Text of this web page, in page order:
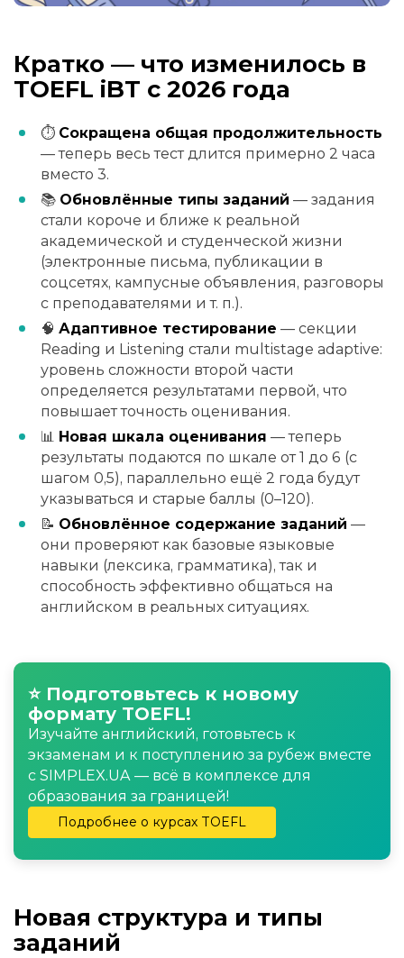
Кратко — что изменилось в
TOEFL iBT с 2026 года
⏱ Сокращена общая продолжительность
— теперь весь тест длится примерно 2 часа
вместо 3.
📚 Обновлённые типы заданий — задания
стали короче и ближе к реальной
академической и студенческой жизни
(электронные письма, публикации в
соцсетях, кампусные объявления, разговоры
с преподавателями и т. п.).
🧠 Адаптивное тестирование — секции
Reading и Listening стали multistage adaptive:
уровень сложности второй части
определяется результатами первой, что
повышает точность оценивания.
📊 Новая шкала оценивания — теперь
результаты подаются по шкале от 1 до 6 (с
шагом 0,5), параллельно ещё 2 года будут
указываться и старые баллы (0–120).
📝 Обновлённое содержание заданий —
они проверяют как базовые языковые
навыки (лексика, грамматика), так и
способность эффективно общаться на
английском в реальных ситуациях.
⭐ Подготовьтесь к новому
формату TOEFL!
Изучайте английский, готовьтесь к
экзаменам и к поступлению за рубеж вместе
с SIMPLEX.UA — всё в комплексе для
образования за границей!
Подробнее о курсах TOEFL
Новая структура и типы
заданий